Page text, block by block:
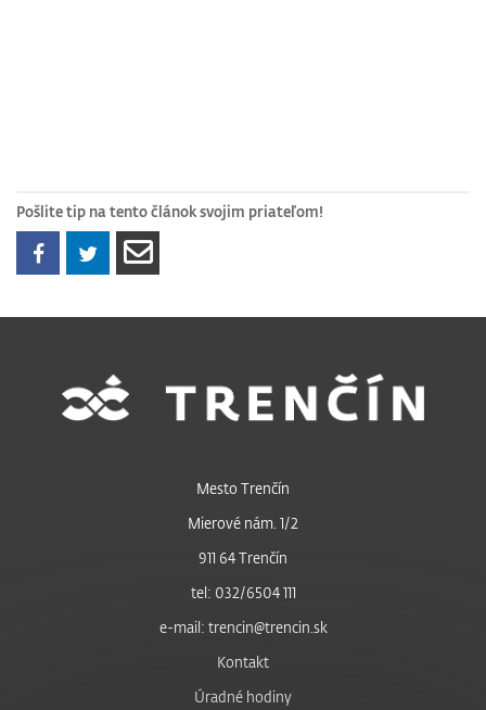
Pošlite tip na tento článok svojim priateľom!
Mesto Trenčín
Mierové nám. 1/2
911 64 Trenčín
tel: 032/6504 111
e-mail: trencin@trencin.sk
Kontakt
Úradné hodiny